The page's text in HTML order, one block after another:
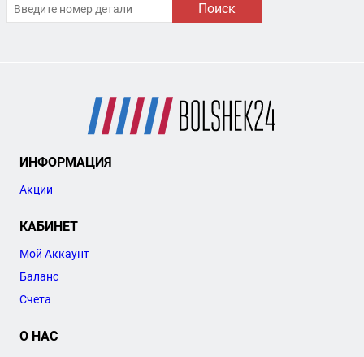
Поиск
ИНФОРМАЦИЯ
Акции
КАБИНЕТ
Мой Аккаунт
Баланс
Счета
О НАС